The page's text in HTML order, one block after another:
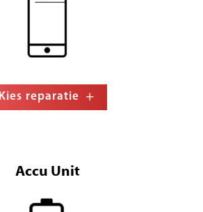
Kies reparatie
Accu Unit